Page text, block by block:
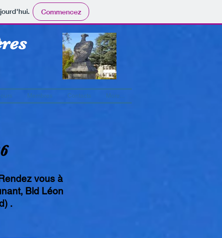
Commencez
Membres Contacts More...
vous à
Bld Léon
.